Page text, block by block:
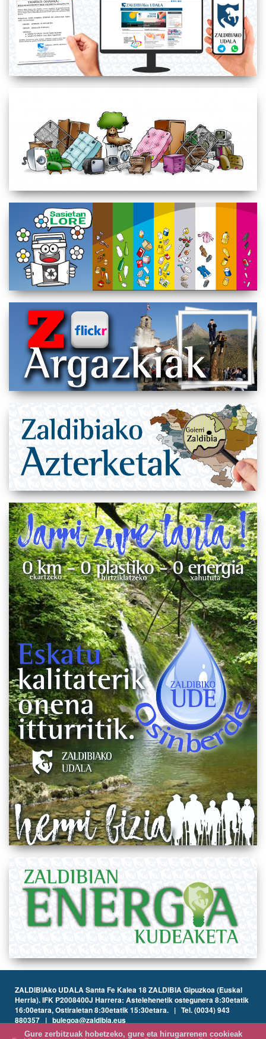
ZALDIBIAko UDALA Santa Fe Kalea 18 ZALDIBIA Gipuzkoa (Euskal
Herria). IFK P2008400J Harrera: Astelehenetik ostegunera 8:30etatik
16:00etara, Ostiraletan 8:30etatik 15:30etara. | Tel. (0034) 943
880357 | bulegoa@zaldibia.eus
Gure zerbitzuak hobetzeko, gure eta hirugarrenen cookieak